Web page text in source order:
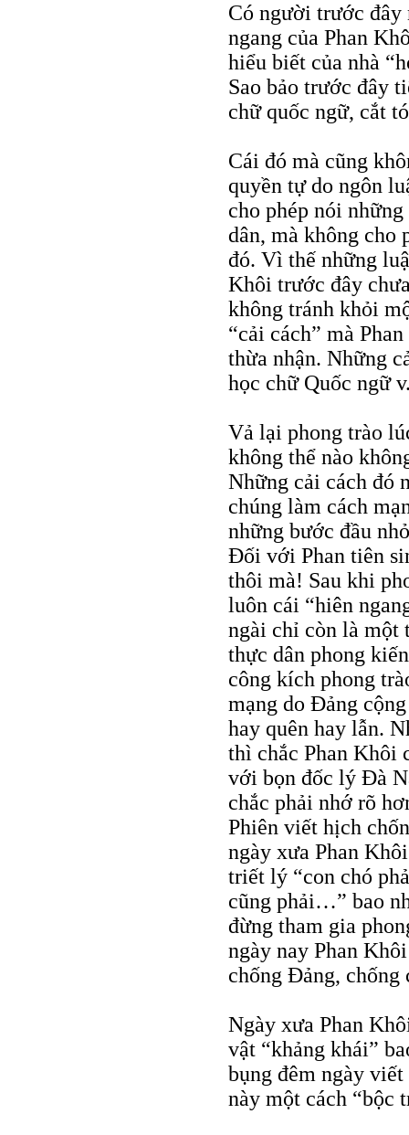
Có người trước đây
ngang của Phan
hiểu biết của nhà
Sao bảo trước đây
chữ quốc ngữ, cắt
Cái đó mà cũng
quyền tự do ngôn
cho phép nói
dân, mà không cho
đó. Vì thế những
Khôi trước đây
không tránh khỏi
“cải cách” mà
thừa nhận. Những
học chữ Quốc ngữ
Vả lại phong trào
không thể nào
Những cải cách đó
chúng làm cách
những bước đầu
Đối với Phan tiên
thôi mà! Sau khi
luôn cái “hiên
ngài chỉ còn là một
thực dân phong
công kích phong
mạng do Đảng
hay quên hay lẫn.
thì chắc Phan Khôi
với bọn đốc lý Đà
chắc phải nhớ rõ
Phiên viết hịch
ngày xưa Phan
triết lý “con chó
cũng phải…” bao
đừng tham gia
ngày nay Phan
chống Đảng, chống
Ngày xưa Phan
vật “khảng khái”
bụng đêm ngày
này một cách “bộc